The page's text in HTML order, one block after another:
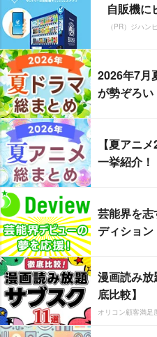
自販機に
（PR）ジハン
2026年7月
が勢ぞろい
【夏アニ
一挙紹介！
芸能界を
ディショ
漫画読み
底比較】
オリコン顧客満足